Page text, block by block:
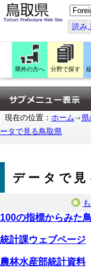
こ
の
ペ
ー
ジ
翻
訳
す
る
読み
県外の方へ 分野で探す
現在の位置： ホーム
ータで見る鳥取県
データで
100の指標からみた
統計課ウェブページ
農林水産部統計資料